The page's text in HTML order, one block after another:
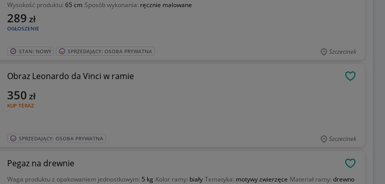
Wysokość produktu: 65 cm Sposób wykonania: ręcznie malowane
OGŁOSZENIE
289 zł
STAN: NOWY SPRZEDAJĄCY: OSOBA PRYWATNA Szczecinek
Obraz Leonardo da Vinci w ramie
KUP TERAZ
350 zł
SPRZEDAJĄCY: OSOBA PRYWATNA Szczecinek
Pegaz na drewnie
Waga produktu z opakowaniem jednostkowym: 5 kg Kolor ramy: biały Tematyka: motywy zwierzęce Materiał ramy: drewno